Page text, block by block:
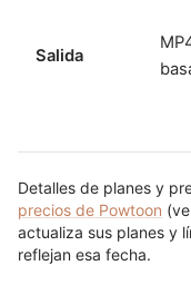
Salida
Detalles de planes y
precios de Powtoon
actualiza sus planes y
reflejan esa fecha.